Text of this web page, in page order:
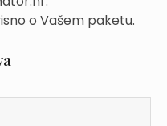
o Vašem paketu.